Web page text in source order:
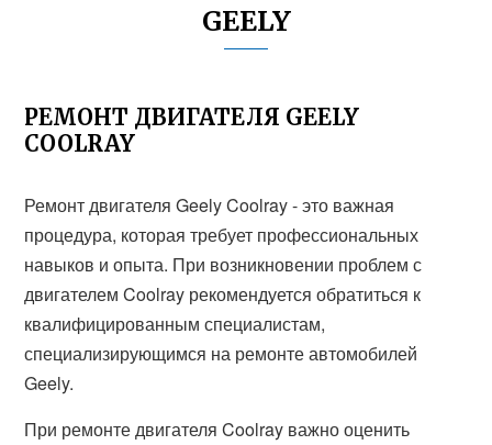
GEELY
РЕМОНТ ДВИГАТЕЛЯ GEELY
COOLRAY
Ремонт двигателя Geely Coolray - это важная
процедура, которая требует профессиональных
навыков и опыта. При возникновении проблем с
двигателем Coolray рекомендуется обратиться к
квалифицированным специалистам,
специализирующимся на ремонте автомобилей
Geely.
При ремонте двигателя Coolray важно оценить